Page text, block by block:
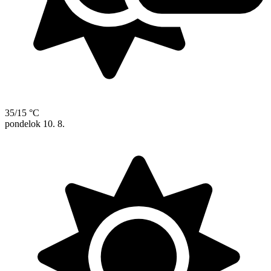
35/15 °C
pondelok 10. 8.